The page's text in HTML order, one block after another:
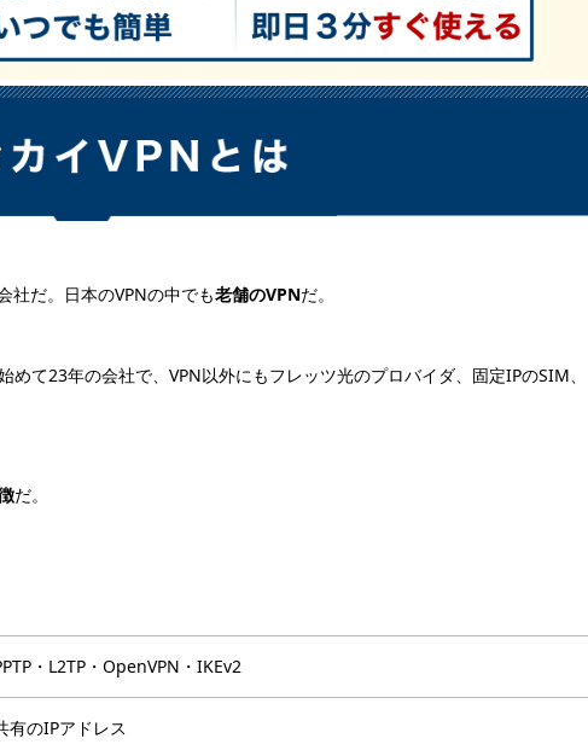
社だ。日本のVPNの中でも老舗のVPNだ。
て23年の会社で、VPN以外にもフレッツ光のプロバイダ、固定IPのSIM
だ。
・L2TP・OpenVPN・IKEv2
有のIPアドレス